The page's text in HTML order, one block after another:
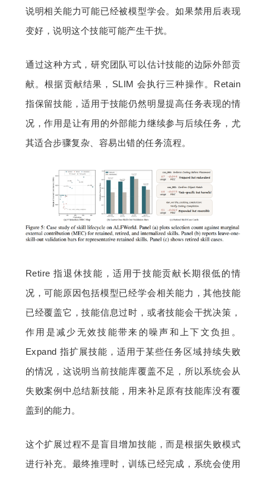
说明相关能力可能已经被模型学会。如果禁用后表现
变好，说明这个技能可能产生干扰。
通过这种方式，研究团队可以估计技能的边际外部贡
献。根据贡献结果，SLIM 会执行三种操作。Retain
指保留技能，适用于技能仍然明显提高任务表现的情
况，作用是让有用的外部能力继续参与后续任务，尤
其适合步骤复杂、容易出错的任务流程。
Retire 指退休技能，适用于技能贡献长期很低的情
况，可能原因包括模型已经学会相关能力，其他技能
已经覆盖它，技能信息过时，或者技能会干扰决策，
作用是减少无效技能带来的噪声和上下文负担。
Expand 指扩展技能，适用于某些任务区域持续失败
的情况，这说明当前技能库覆盖不足，所以系统会从
失败案例中总结新技能，用来补足原有技能库没有覆
盖到的能力。
这个扩展过程不是盲目增加技能，而是根据失败模式
进行补充。最终推理时，训练已经完成，系统会使用